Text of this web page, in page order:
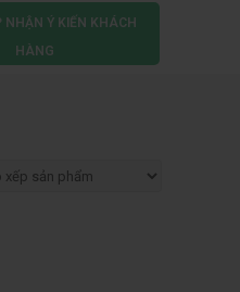
NHẬN Ý KIẾN KHÁCH
HÀNG